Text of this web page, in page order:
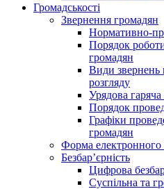
Громадськості
Звернення громадян
Нормативно-
Порядок
громадян
Види звернень
розгляду
Урядова гаряча
Порядок
Графіки
громадян
Форма електронного
Безбар’єрність
Цифрова
Суспільна та